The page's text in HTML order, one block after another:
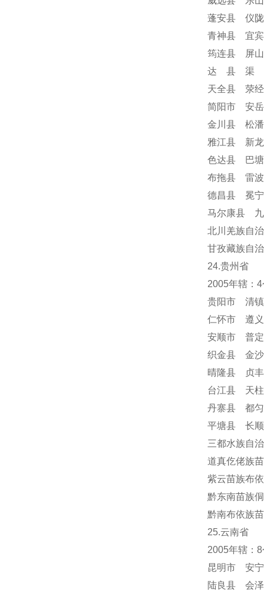
蓬安县 仪
青神县 宜
筠连县 屏
达 县 渠
天全县 荥
简阳市 安
金川县 松
雅江县 新
色达县 巴
布拖县 雷
德昌县 冕
马尔康县
北川羌族自
甘孜藏族自
24.贵州省
2005年辖：
贵阳市 清
仁怀市 遵
安顺市 普
织金县 金
晴隆县 贞
台江县 天
丹寨县 都
平塘县 长
三都水族自
道真仡佬族
紫云苗族布
黔东南苗族
黔南布依族
25.云南省
2005年辖：
昆明市 安
陆良县 会